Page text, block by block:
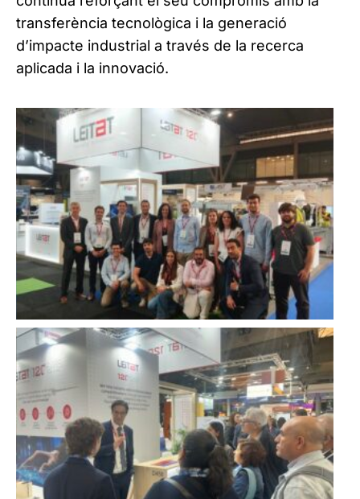
transferència tecnològica i la generació
d’impacte industrial a través de la recerca
aplicada i la innovació.